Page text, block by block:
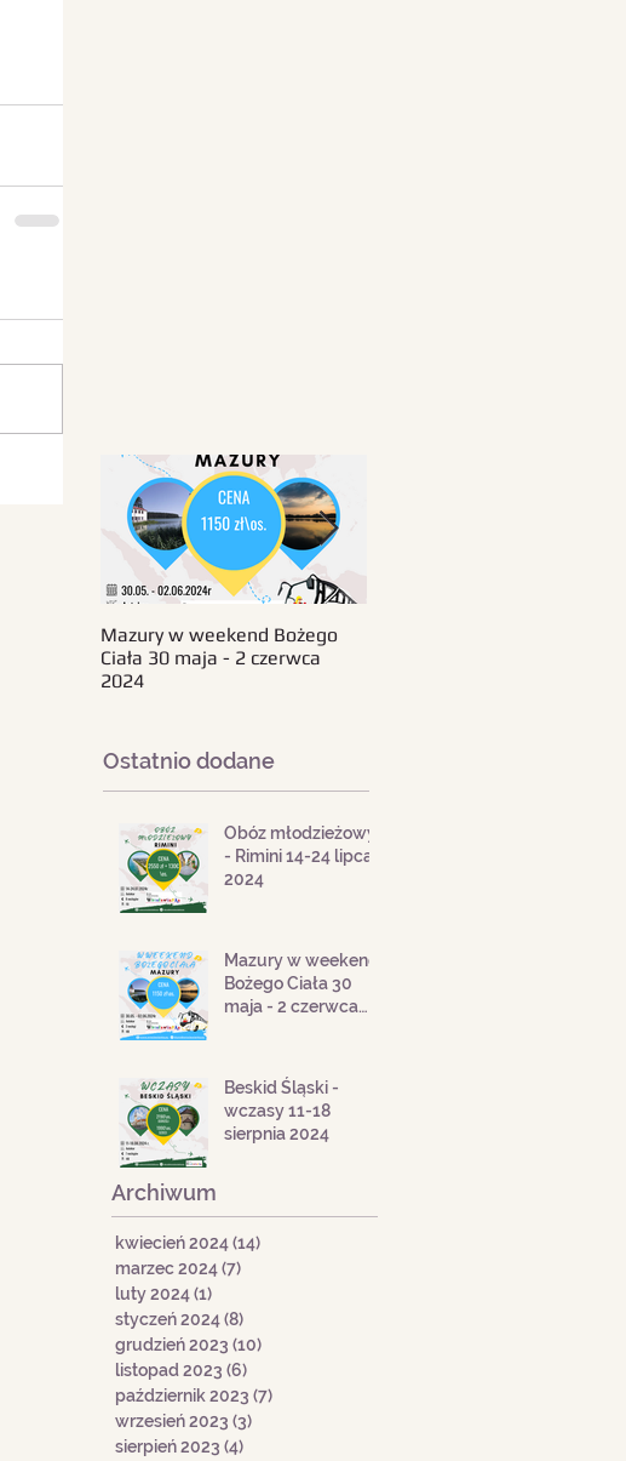
Mazury w weekend Bożego
Ciała 30 maja - 2 czerwca
2024
Ostatnio dodane
Obóz młodzieżowy
- Rimini 14-24 lipca
2024
Mazury w weekend
Bożego Ciała 30
maja - 2 czerwca
Beskid Śląski -
wczasy 11-18
sierpnia 2024
Archiwum
kwiecień 2024(14)
marzec 2024(7)
luty 2024(1)
styczeń 2024(8)
grudzień 2023 (10)
listopad 2023 (6)
październik 2023 (7)
wrzesień 2023 (3)
sierpień 2023 (4)